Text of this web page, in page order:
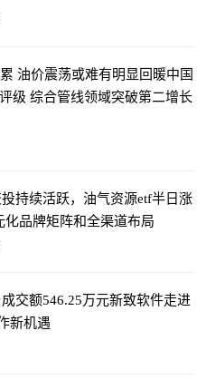
油价震荡或难有明显回暖中国
级 综合管线领域突破第二增长
持续活跃，油气资源etf半日涨
品牌矩阵和全渠道布局
交额546.25万元新致软件走进
新机遇